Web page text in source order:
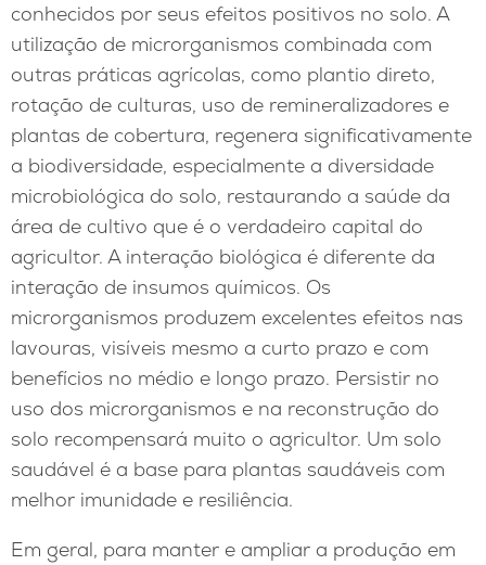
conhecidos por seus efeitos positivos no solo. A
utilização de microrganismos combinada com
outras práticas agrícolas, como plantio direto,
rotação de culturas, uso de remineralizadores e
plantas de cobertura, regenera significativamente
a biodiversidade, especialmente a diversidade
microbiológica do solo, restaurando a saúde da
área de cultivo que é o verdadeiro capital do
agricultor. A interação biológica é diferente da
interação de insumos químicos. Os
microrganismos produzem excelentes efeitos nas
lavouras, visíveis mesmo a curto prazo e com
benefícios no médio e longo prazo. Persistir no
uso dos microrganismos e na reconstrução do
solo recompensará muito o agricultor. Um solo
saudável é a base para plantas saudáveis ​com
melhor imunidade e resiliência.
Em geral, para manter e ampliar a produção em